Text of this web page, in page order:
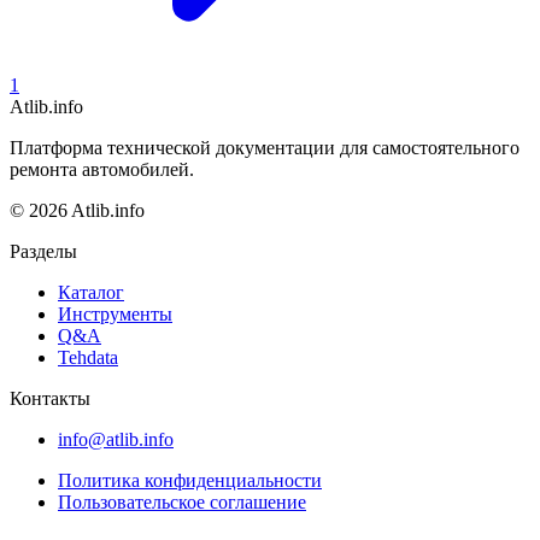
1
Atlib.info
Платформа технической документации для самостоятельного
ремонта автомобилей.
© 2026 Atlib.info
Разделы
Каталог
Инструменты
Q&A
Tehdata
Контакты
info@atlib.info
Политика конфиденциальности
Пользовательское соглашение